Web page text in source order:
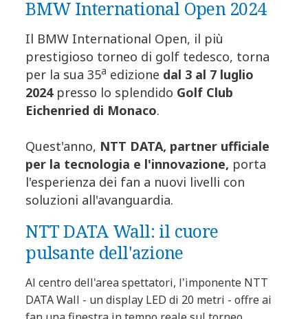
BMW International Open 2024
Il BMW International Open, il più
prestigioso torneo di golf tedesco, torna
per la sua 35a edizione dal 3 al 7 luglio
2024presso lo splendido Golf Club
Eichenried di Monaco.
Quest'anno, NTT DATA, partner ufficiale
per la tecnologia e l'innovazione, porta
l'esperienza dei fan a nuovi livelli con
soluzioni all'avanguardia.
NTT DATA Wall: il cuore
pulsante dell'azione
Al centro dell'area spettatori, l'imponente NTT
DATA Wall - un display LED di 20 metri - offre ai